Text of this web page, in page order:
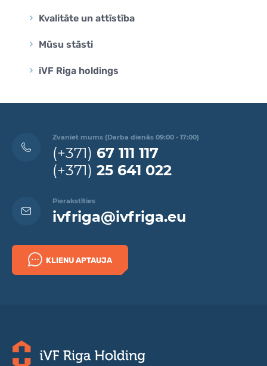
Kvalitāte un attīstība
Mūsu stāsti
iVF Riga holdings
Zvaniet mums (Darba dienās 09:00 - 17:00)
(+371) 67 111 117
(+371) 25 641 022
Pierakstīties
ivfriga@ivfriga.eu
KLIENU APTAUJA